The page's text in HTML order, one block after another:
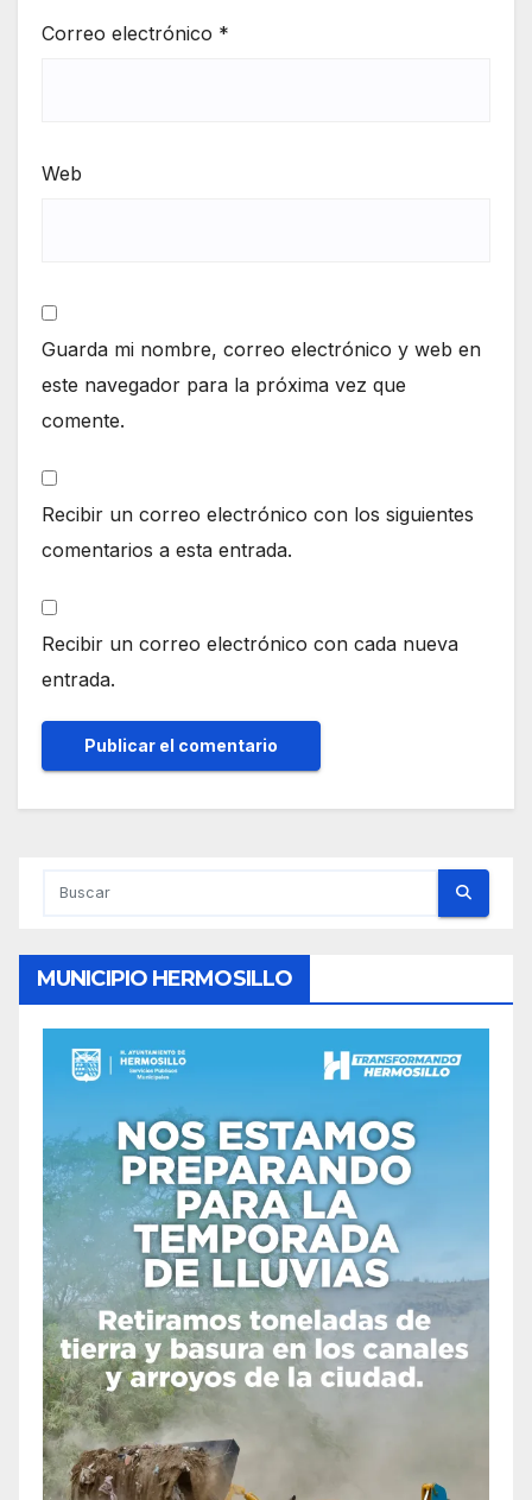
Correo electrónico *
Web
Guarda mi nombre, correo electrónico y web en
este navegador para la próxima vez que
comente.
Recibir un correo electrónico con los siguientes
comentarios a esta entrada.
Recibir un correo electrónico con cada nueva
entrada.
MUNICIPIO HERMOSILLO